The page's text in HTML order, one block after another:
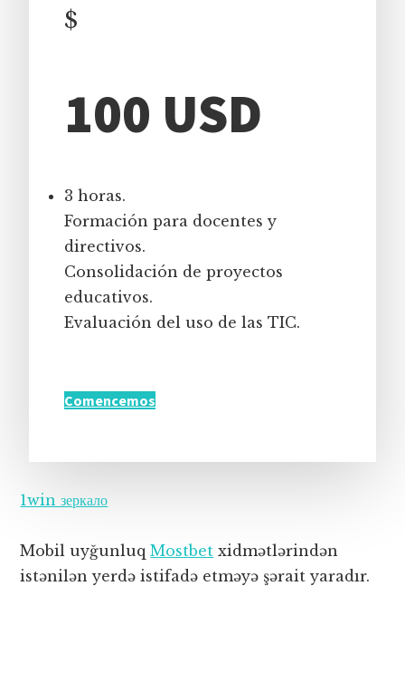
$
100 USD
3 horas.
Formación para docentes y
directivos.
Consolidación de proyectos
educativos.
Evaluación del uso de las TIC.
Comencemos
1win зеркало
Mobil uyğunluqMostbet xidmətlərindən
istənilən yerdə istifadə etməyə şərait yaradır.